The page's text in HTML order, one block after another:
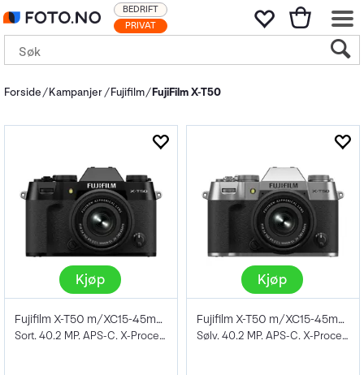
PRIVAT
BEDRIFT
Forside Kampanjer Fujifilm FujiFilm X-T50
Kjøp
Fujifilm X-T50 m/XC15-45mm f/3.5-5.6 OIS
Sort. 40.2 MP. APS-C. X-Processor 5
Kjøp
Fujifilm X-T50 m/XC15-45mm f/3.5-5.6 OIS
Sølv. 40.2 MP. APS-C. X-Processor 5